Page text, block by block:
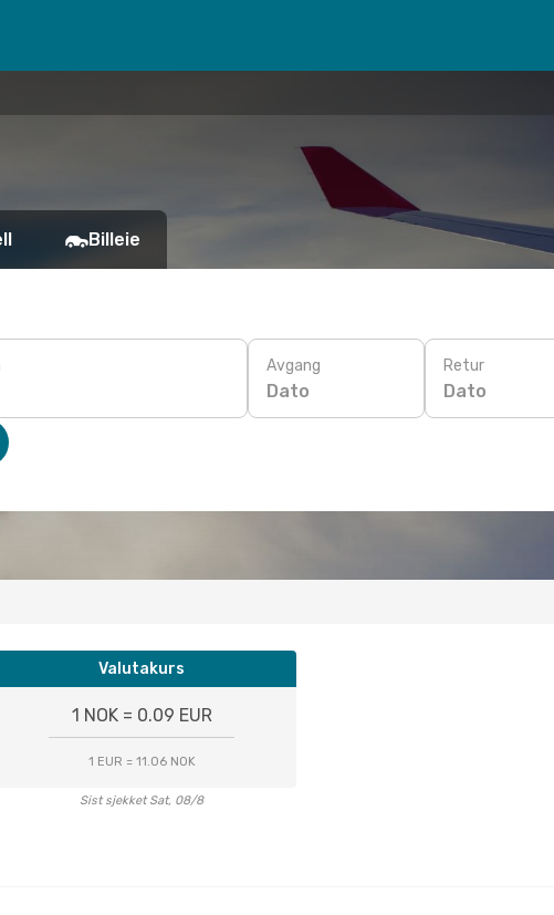
Billeie
Avgang
Dato
Retur
Dato
Valutakurs
1 NOK = 0.09 EUR
1 EUR = 11.06 NOK
Sist sjekket Sat, 08/8